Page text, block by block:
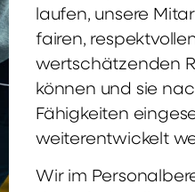
laufen, unsere
fairen,
wertschätzenden
können und sie
Fähigkeiten
weiterentwickelt
Wir im